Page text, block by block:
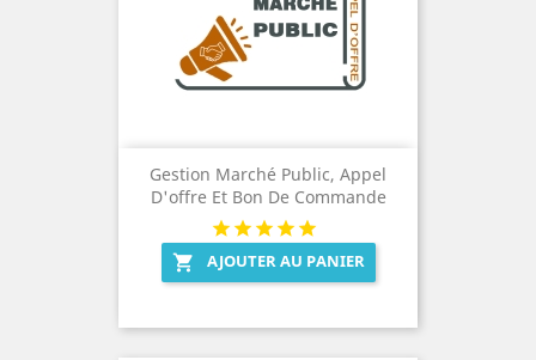
Gestion Marché Public, Appel
D'offre Et Bon De Commande
 AJOUTER AU PANIER